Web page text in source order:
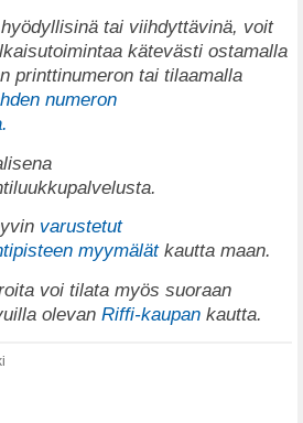
tai viihdyttävinä, voit
kätevästi ostamalla
printtinumeron tai tilaamalla
numeron
.
varustetut
myymälätkautta maan.
voi tilata myös suoraan
olevan Riffi-kaupan kautta.